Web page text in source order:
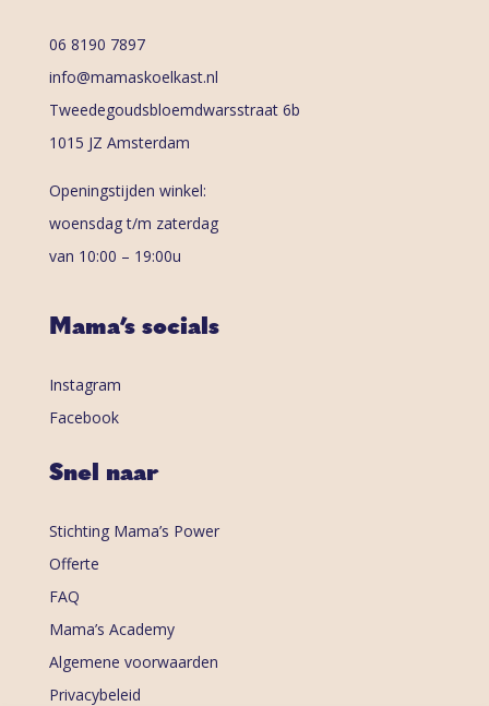
06 8190 7897
info@mamaskoelkast.nl
Tweedegoudsbloemdwarsstraat 6b
1015 JZ Amsterdam
Openingstijden winkel:
woensdag t/m zaterdag
van 10:00 – 19:00u
Mama’s socials
Instagram
Facebook
Snel naar
Stichting Mama’s Power
Offerte
FAQ
Mama’s Academy
Algemene voorwaarden
Privacybeleid